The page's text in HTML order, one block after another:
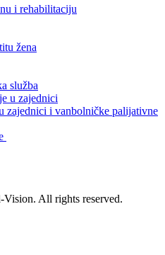
i rehabilitaciju
žena
služba
u zajednici
zajednici i vanbolničke palijativne
All rights reserved.